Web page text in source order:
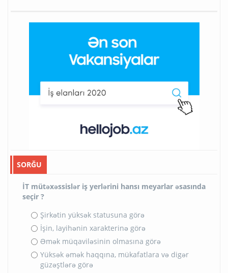
SORĞU
İT mütəxəssislər iş yerlərini hansı meyarlar əsasında
seçir ?
Şirkətin yüksək statusuna görə
İşin, layihənin xarakterinə görə
Əmək müqaviləsinin olmasına görə
Yüksək əmək haqqına, mükafatlara və digər
güzəştlərə görə